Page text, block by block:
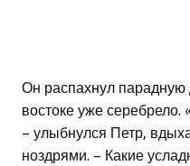
Он распахнул
востоке уже серебрело.
– улыбнулся Петр,
ноздрями. – Какие